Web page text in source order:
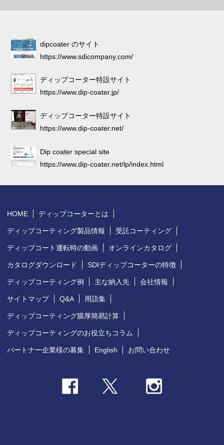
dipcoater のサイト
https://www.sdicompany.com/
ディップコーター特設サイト
https://www.dip-coater.jp/
ディップコーター特設サイト
https://www.dip-coater.net/
Dip coater special site
https://www.dip-coater.net/lp/index.html
HOME ディップコーターとは
ディップコーティング製品情報 受託コーティング
ディップコート運転時の動画 オンラインカタログ
カタログダウンロード SDIディップコーターの特徴
ディップコーティング例 主な納入先 会社情報
サイトマップ Q&A 用語集
ディップコーティング膜厚簡易計算
ディップコーティングのお役立ちコラム
パートナー企業様の募集 English お問い合わせ